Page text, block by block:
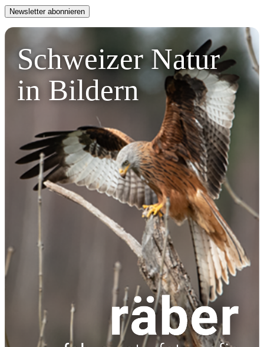
Schweizer Natur
in Bildern